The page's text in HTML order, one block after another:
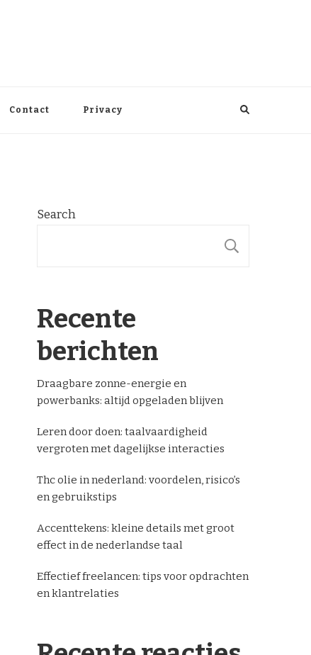
Contact Privacy
Search
Recente
berichten
Draagbare zonne-energie en
powerbanks: altijd opgeladen blijven
Leren door doen: taalvaardigheid
vergroten met dagelijkse interacties
Thc olie in nederland: voordelen, risico’s
en gebruikstips
Accenttekens: kleine details met groot
effect in de nederlandse taal
Effectief freelancen: tips voor opdrachten
en klantrelaties